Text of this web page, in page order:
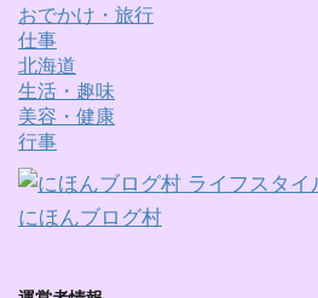
おでかけ・旅行
仕事
北海道
生活・趣味
美容・健康
行事
にほんブログ村